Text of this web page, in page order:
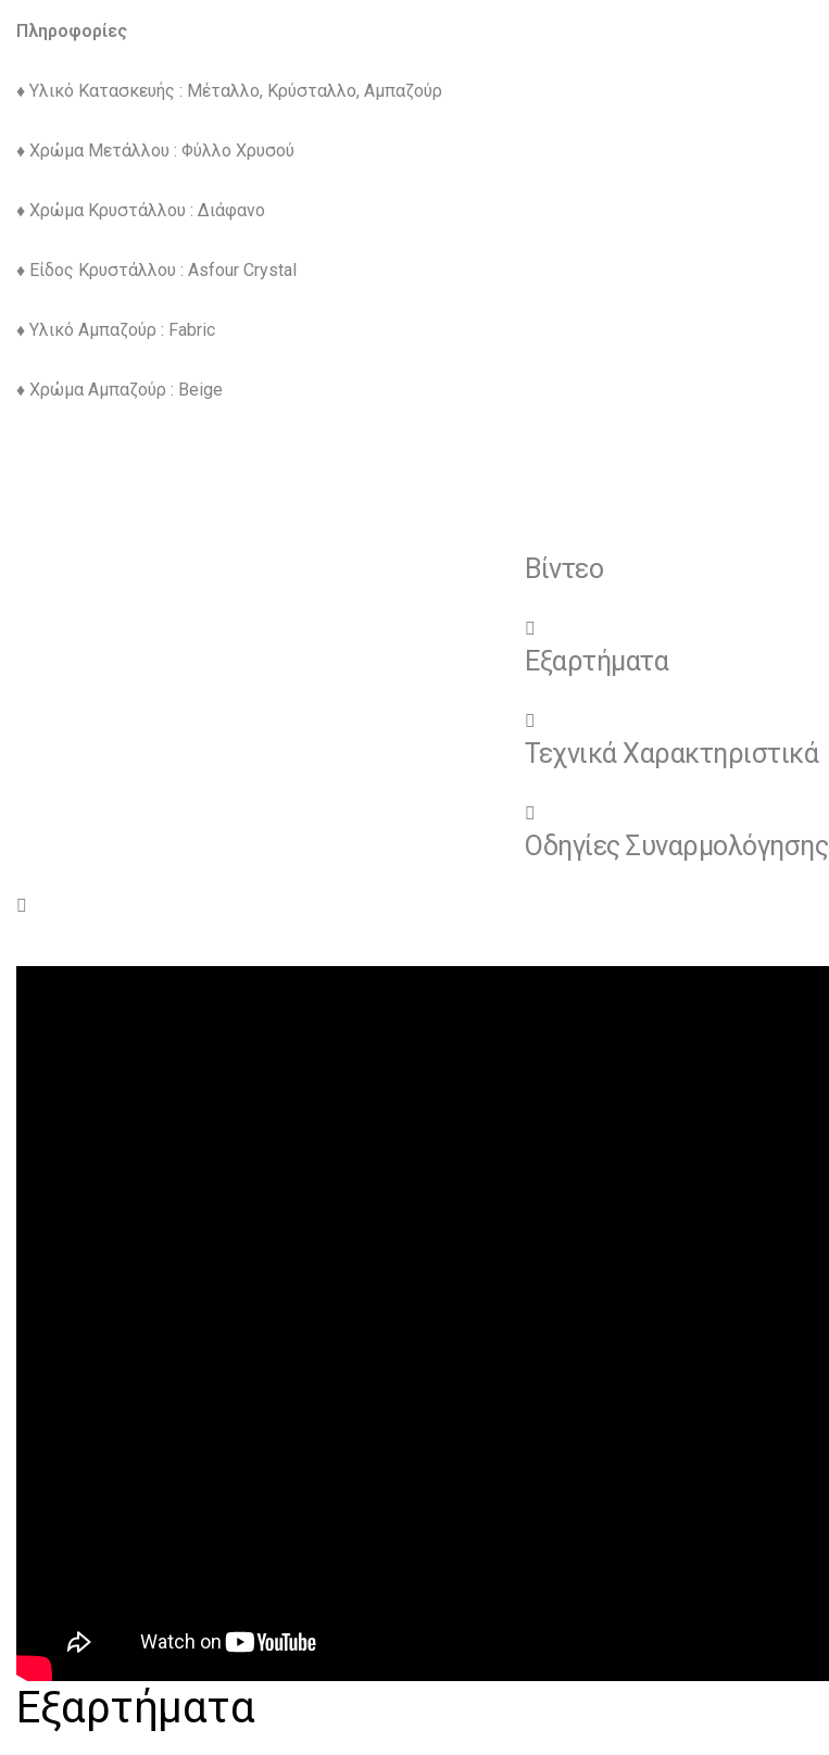
Πληροφορίες
♦ Υλικό Κατασκευής : Μέταλλο, Κρύσταλλο, Αμπαζούρ
♦ Χρώμα Μετάλλου : Φύλλο Χρυσού
♦ Χρώμα Κρυστάλλου : Διάφανο
♦ Είδος Κρυστάλλου : Asfour Crystal
♦ Υλικό Αμπαζούρ : Fabric
♦ Χρώμα Αμπαζούρ : Beige
Βίντεο
Εξαρτήματα
Τεχνικά Χαρακτηριστικά
Οδηγίες Συναρμολόγησης
Εξαρτήματα